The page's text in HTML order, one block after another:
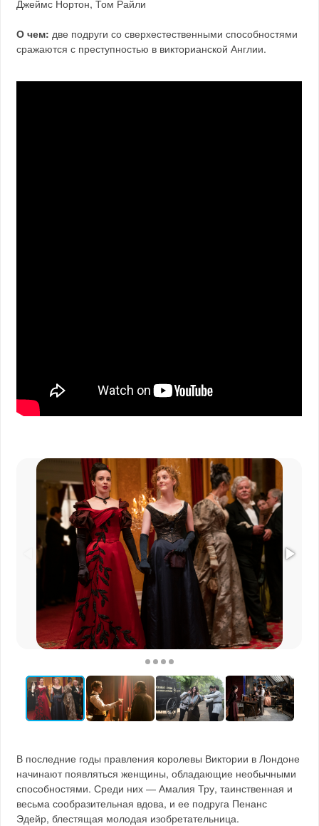
Джеймс Нортон, Том Райли
О чем: две подруги со сверхестественными способностями
сражаются с преступностью в викторианской Англии.
В последние годы правления королевы Виктории в Лондоне
начинают появляться женщины, обладающие необычными
способностями. Среди них — Амалия Тру, таинственная и
весьма сообразительная вдова, и ее подруга Пенанс
Эдейр, блестящая молодая изобретательница.